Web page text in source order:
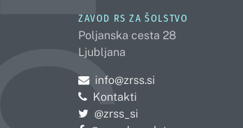
ZAVOD RS ZA ŠOLSTVO
Poljanska cesta 28
Ljubljana
Pošljite e-mail na
info@zrss.si
Kontakti
Pojdite na Twitter:
@zrss_si